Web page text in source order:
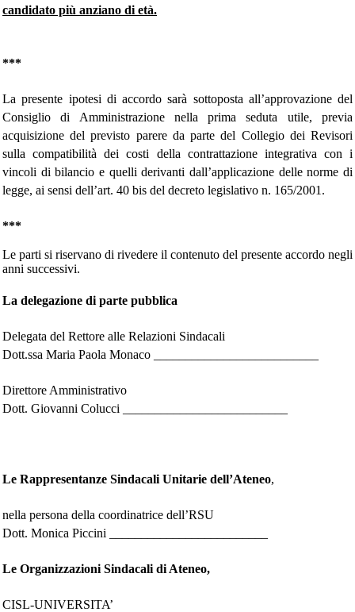
candidato più anziano di età.
***
La presente ipotesi di accordo sarà sottoposta all’approvazione del
Consiglio di Amministrazione nella prima seduta utile, previa
acquisizione del previsto parere da parte del Collegio dei Revisori
sulla compatibilità dei costi della contrattazione integrativa con i
vincoli di bilancio e quelli derivanti dall’applicazione delle norme di
legge, ai sensi dell’art. 40 bis del decreto legislativo n. 165/2001.
***
Le parti si riservano di rivedere il contenuto del presente accordo negli
anni successivi.
La delegazione di parte pubblica
Delegata del Rettore alle Relazioni Sindacali
Dott.ssa Maria Paola Monaco __________________________
Direttore Amministrativo
Dott. Giovanni Colucci __________________________
Le Rappresentanze Sindacali Unitarie dell’Ateneo,
nella persona della coordinatrice dell’RSU
Dott. Monica Piccini _________________________
Le Organizzazioni Sindacali di Ateneo,
CISL-UNIVERSITA’